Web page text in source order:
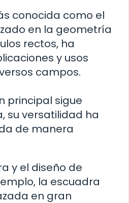
conocida como el
en la geometría
rectos, ha
y usos
campos.
principal sigue
su versatilidad ha
de manera
y el diseño de
la escuadra
en gran